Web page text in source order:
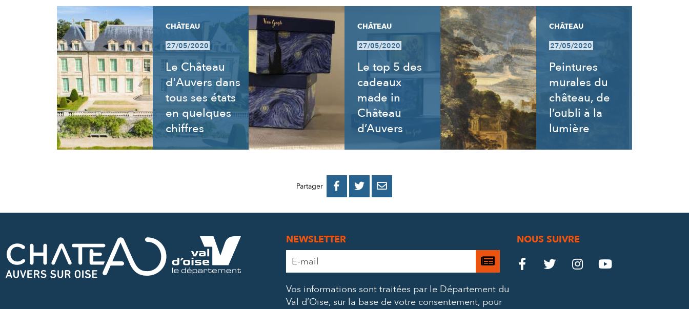
CHÂTEAU
27/05/2020
Le Château
d'Auvers dans
tous ses états
en quelques
chiffres
CHÂTEAU
27/05/2020
Le top 5 des
cadeaux
made in
Château
d’Auvers
CHÂTEAU
27/05/2020
Peintures
murales du
château, de
l’oubli à la
lumière
Partager 
PARTAGER
PARTAGER
PARTAGER
NEWSLETTER
Adresse
e-
*
Je
m’abonne
à
Vos informations sont traitées par le Département du
Val d’Oise, sur la base de votre consentement, pour
NOUS SUIVRE
Le

Le

Le

Le
